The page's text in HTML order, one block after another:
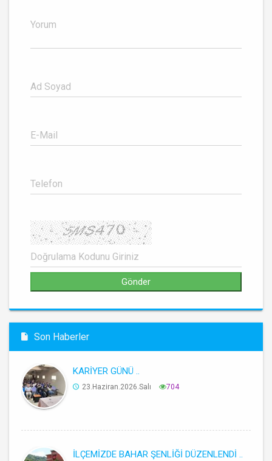
Son Haberler
KARİYER GÜNÜ ..
23.Haziran.2026.Salı 704
İLÇEMİZDE BAHAR ŞENLİĞİ DÜZENLENDİ ..